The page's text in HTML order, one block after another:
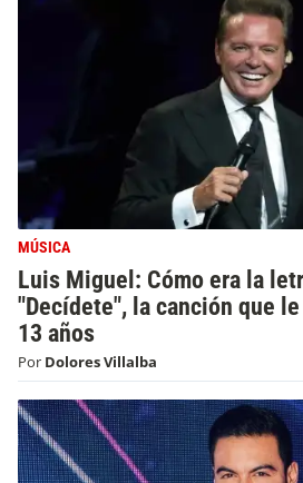
MÚSICA
Luis Miguel: Cómo era la
"Decídete", la canción que
13 años
Por Dolores Villalba